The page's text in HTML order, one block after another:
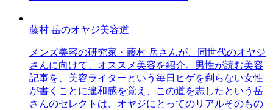
藤村 岳のオヤジ美容道
メンズ美容の研究家・藤村 岳さんが、同世代のオヤジ
さんに向けて、オススメ美容を紹介。男性が読む美容
記事を、美容ライターという毎日ヒゲを剃らない女性
が書くことに違和感を覚え、この道を志したという岳
さんのセレクトは、オヤジにとってのリアルそのもの